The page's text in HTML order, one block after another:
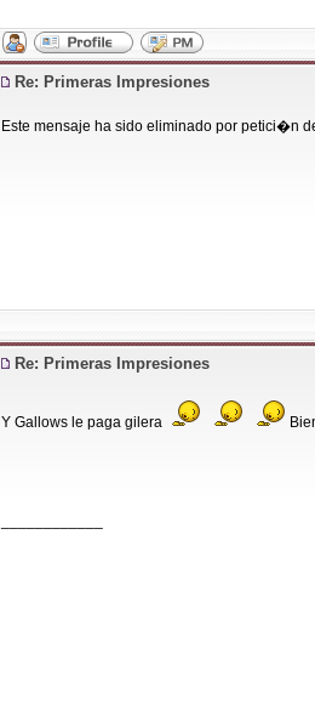
Re: Primeras Impresiones
Este mensaje ha sido eliminado por petici�n
Re: Primeras Impresiones
Y Gallows le paga gilera